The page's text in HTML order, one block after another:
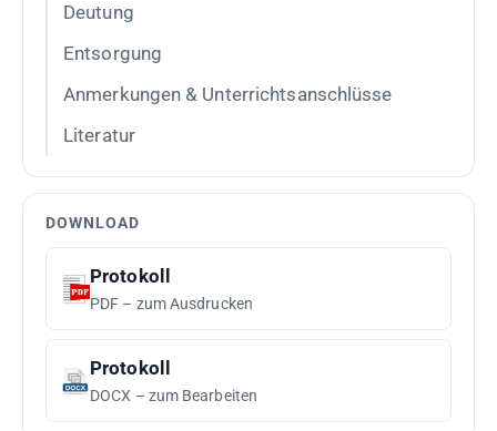
Deutung
Entsorgung
Anmerkungen & Unterrichtsanschlüsse
Literatur
DOWNLOAD
Protokoll
PDF – zum Ausdrucken
Protokoll
DOCX – zum Bearbeiten